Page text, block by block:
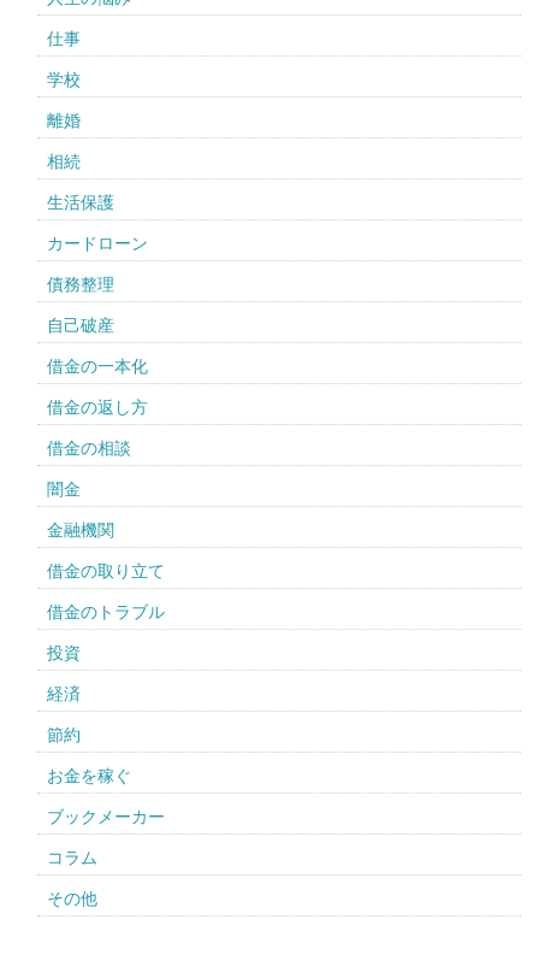
仕事
学校
離婚
相続
生活保護
カードローン
債務整理
自己破産
借金の一本化
借金の返し方
借金の相談
闇金
金融機関
借金の取り立て
借金のトラブル
投資
経済
節約
お金を稼ぐ
ブックメーカー
コラム
その他